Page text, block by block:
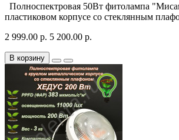
Полноспектровая 50Вт фитолампа
пластиковом корпусе со стеклянным
2 999.00 р. 5 200.00 р.
В корзину